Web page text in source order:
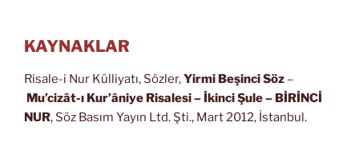
KAYNAKLAR
Risale-i Nur Külliyatı, Sözler,Yirmi Beşinci Söz –
Mu’cizât-ı Kur’âniye Risalesi– İkinci Şule – BİRİNCİ
NUR, Söz Basım Yayın Ltd. Şti., Mart 2012, İstanbul.